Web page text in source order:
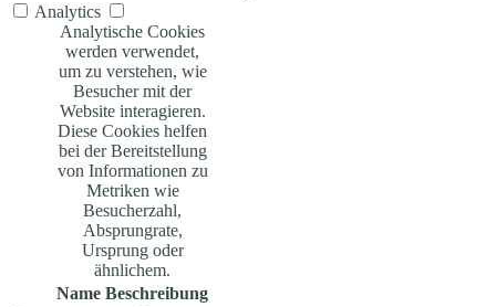
Analytics
Analytische Cookies
werden verwendet,
um zu verstehen, wie
Besucher mit der
Website interagieren.
Diese Cookies helfen
bei der Bereitstellung
von Informationen zu
Metriken wie
Besucherzahl,
Absprungrate,
Ursprung oder
ähnlichem.
Name Beschreibung